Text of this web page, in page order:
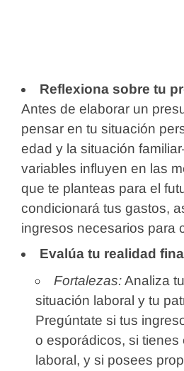
Reflexiona sobre tu
Antes de elaborar un
pensar en tu situación
edad y la situación
variables influyen en las
que te planteas para el
condicionará tus gastos,
ingresos necesarios para
Evalúa tu realidad
Fortalezas:Analiza
situación laboral y tu
Pregúntate si tus
o esporádicos, si tienes
laboral, y si posees